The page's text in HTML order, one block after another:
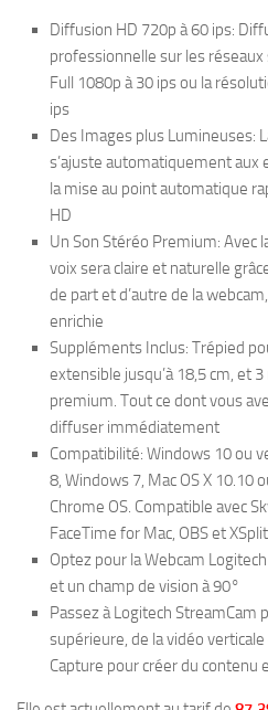
Diffusion HD 720p à 60 ips:
professionnelle sur les réseaux
Full 1080p à 30 ips ou la
ips
Des Images plus Lumineuses:
s’ajuste automatiquement
la mise au point automatique
HD
Un Son Stéréo Premium: Avec
voix sera claire et naturelle
de part et d’autre de la
enrichie
Suppléments Inclus: Trépied
extensible jusqu’à 18,5 cm, et
premium. Tout ce dont vous
diffuser immédiatement
Compatibilité: Windows 10 ou
8, Windows 7, Mac OS X 10.10
Chrome OS. Compatible avec
FaceTime for Mac, OBS et
Optez pour la Webcam
et un champ de vision à 90°
Passez à Logitech StreamCam
supérieure, de la vidéo
Capture pour créer du contenu